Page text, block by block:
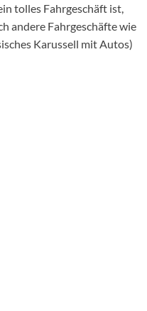
tolles Fahrgeschäft ist,
andere Fahrgeschäfte wie
Karussell mit Autos)